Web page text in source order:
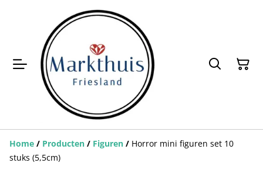
Home / Producten / Figuren / Horror mini figuren set 10
stuks (5,5cm)